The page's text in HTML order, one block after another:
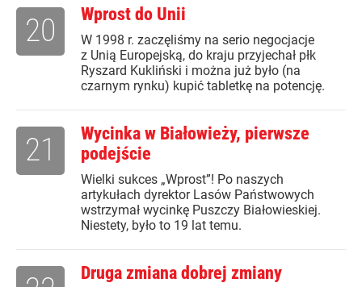
Wprost do Unii
W 1998 r. zaczęliśmy na serio negocjacje
z Unią Europejską, do kraju przyjechał płk
Ryszard Kukliński i można już było (na
czarnym rynku) kupić tabletkę na potencję.
20
Wycinka w Białowieży, pierwsze
podejście
Wielki sukces „Wprost”! Po naszych
artykułach dyrektor Lasów Państwowych
wstrzymał wycinkę Puszczy Białowieskiej.
Niestety, było to 19 lat temu.
21
Druga zmiana dobrej zmiany